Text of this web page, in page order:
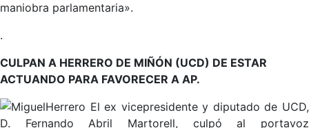
maniobra parlamentaria».
.
CULPAN A HERRERO DE MIÑÓN (UCD) DE ESTAR
ACTUANDO PARA FAVORECER A AP.
El ex vicepresidente y diputado de UCD,
D. Fernando Abril Martorell, culpó al portavoz